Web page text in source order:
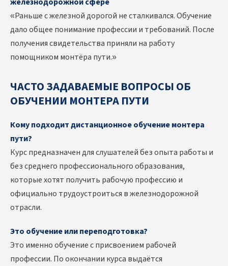
«Раньше с железной дорогой не сталкивался. Обучение
дало общее понимание профессии и требований. После
получения свидетельства приняли на работу
помощником монтёра пути.»
ЧАСТО ЗАДАВАЕМЫЕ ВОПРОСЫ ОБ
ОБУЧЕНИИ МОНТЕРА ПУТИ
Кому подходит дистанционное обучение монтера
пути?
Курс предназначен для слушателей без опыта работы и
без среднего профессионального образования,
которые хотят получить рабочую профессию и
официально трудоустроиться в железнодорожной
отрасли.
Это обучение или переподготовка?
Это именно обучение с присвоением рабочей
профессии. По окончании курса выдаётся